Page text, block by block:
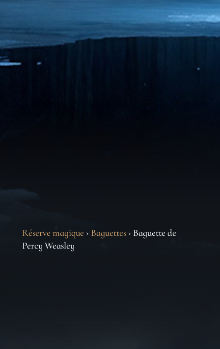
Réserve magique › Baguettes› Baguette de
Percy Weasley